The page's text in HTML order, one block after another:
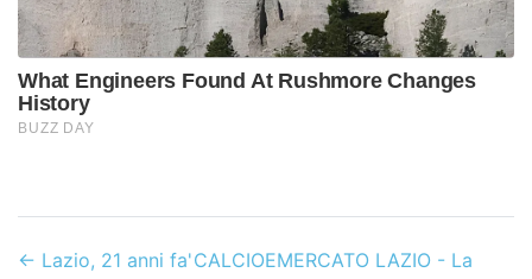
← Lazio, 21 anni fa'CALCIOEMERCATO LAZIO - La